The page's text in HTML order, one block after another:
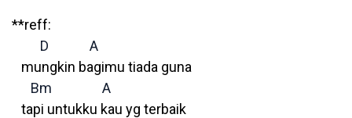
**reff:
D
A
mungkin bagimu tiada guna
Bm
A
tapi untukku kau yg terbaik